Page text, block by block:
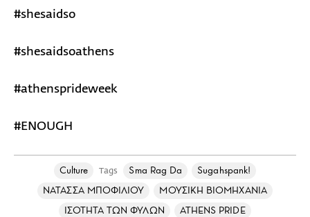
#shesaidso
#shesaidsoathens
#athensprideweek
#ENOUGH
Culture Tags Sma Rag Da
Sugahspank!
ΝΑΤΑΣΣΑ ΜΠΟΦΙΛΙΟΥ
ΜΟΥΣΙΚΗ ΒΙΟΜΗΧΑΝΙΑ
ΙΣΟΤΗΤΑ ΤΩΝ ΦΥΛΩΝ
ATHENS PRIDE